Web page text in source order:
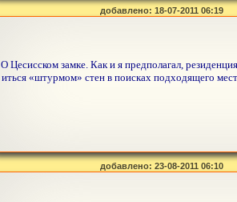
добавлено: 18-07-2011 06:19
О Цесисском замке. Как и я предполагал,
иться «штурмом» стен в поисках подходящего
добавлено: 23-08-2011 06:10